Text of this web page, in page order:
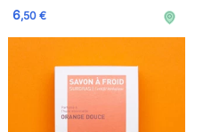
6,50 €